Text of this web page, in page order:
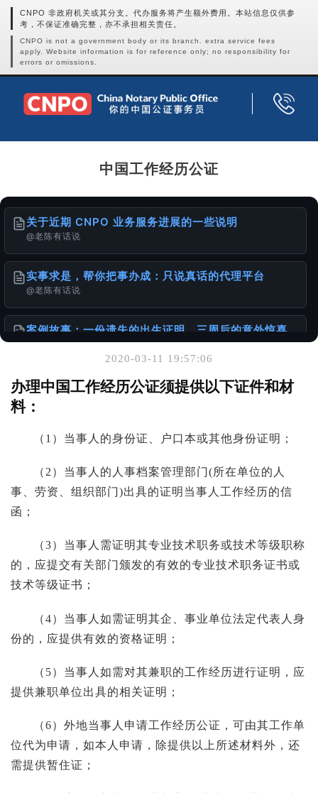
CNPO 非政府机关或其分支。代办服务将产生额外费用。本站信息仅供参
考，不保证准确完整，亦不承担相关责任。
CNPO is not a government body or its branch. extra service fees
apply. Website information is for reference only; no responsibility for
errors or omissions.
中国工作经历公证
关于近期 CNPO 业务服务进展的一些说明
@老陈有话说
实事求是，帮你把事办成：只说真话的代理平台
@老陈有话说
案例故事：一份遗失的出生证明，三周后的意外惊喜
@老陈有话说
你可能也喜欢
一张单程证，从赴港到移民的故事
@老陈有话说
如何办理加拿大使用的出生公证书
2020-03-11 19:57:06
办理中国工作经历公证须提供以下证件和材
料：
（1）当事人的身份证、户口本或其他身份证明；
（2）当事人的人事档案管理部门(所在单位的人
事、劳资、组织部门)出具的证明当事人工作经历的信
函；
（3）当事人需证明其专业技术职务或技术等级职称
的，应提交有关部门颁发的有效的专业技术职务证书或
技术等级证书；
（4）当事人如需证明其企、事业单位法定代表人身
份的，应提供有效的资格证明；
（5）当事人如需对其兼职的工作经历进行证明，应
提供兼职单位出具的相关证明；
（6）外地当事人申请工作经历公证，可由其工作单
位代为申请，如本人申请，除提供以上所述材料外，还
需提供暂住证；